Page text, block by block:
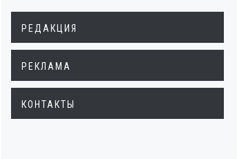
РЕДАКЦИЯ
РЕКЛАМА
КОНТАКТЫ